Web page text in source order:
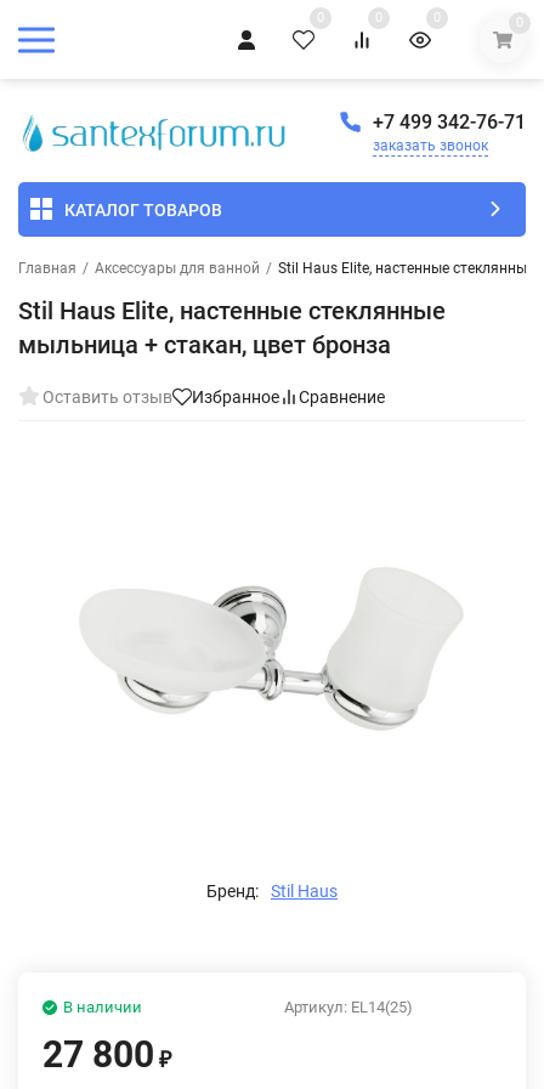
0 0 0 0
+7 499 342-76-71
заказать звонок
КАТАЛОГ ТОВАРОВ
Главная / Аксессуары для ванной / Stil Haus Elite, настенные
Stil Haus Elite, настенные стеклянные
мыльница + стакан, цвет бронза
Оставить отзыв Избранное Сравнение
Бренд: Stil Haus
Артикул: EL14(25)
В наличии
27 800 ₽